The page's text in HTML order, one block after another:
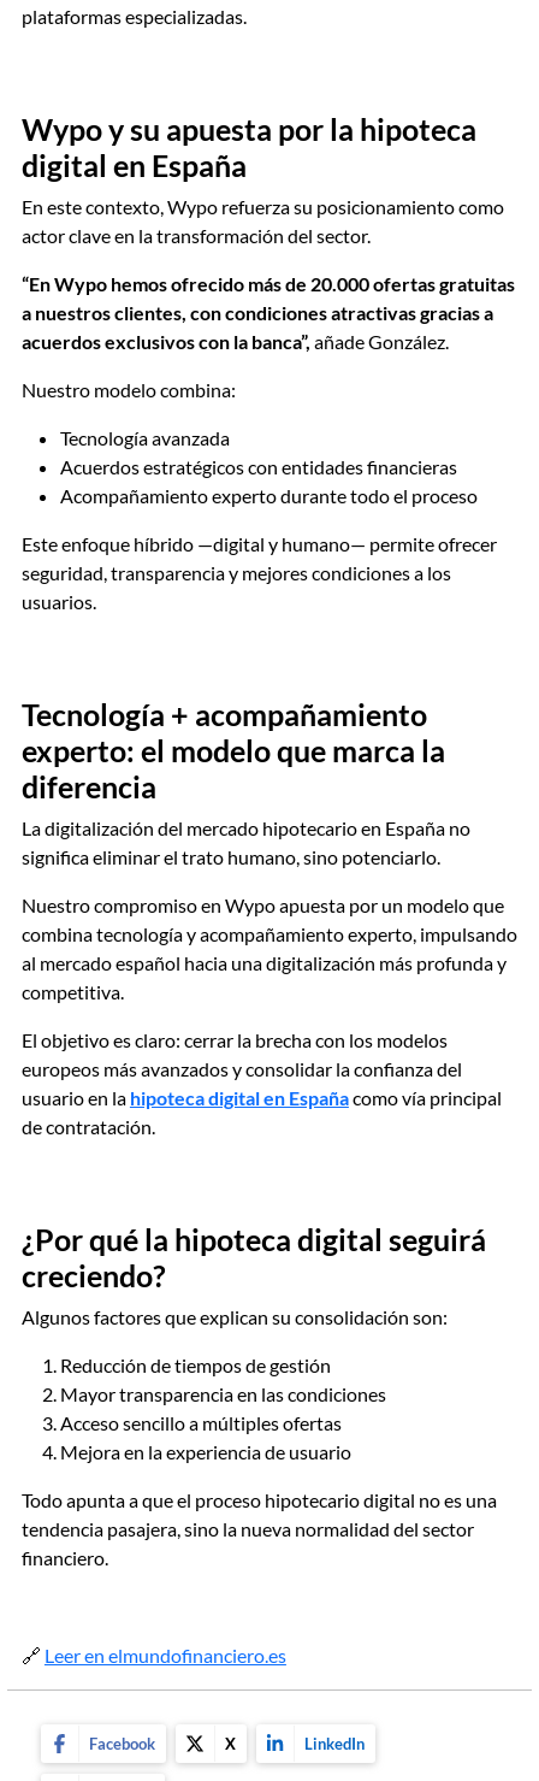
plataformas especializadas.
Wypo y su apuesta por la hipoteca
digital en España
En este contexto, Wypo refuerza su posicionamiento como
actor clave en la transformación del sector.
“En Wypo hemos ofrecido más de 20.000 ofertas gratuitas
a nuestros clientes, con condiciones atractivas gracias a
acuerdos exclusivos con la banca”, añade González.
Nuestro modelo combina:
Tecnología avanzada
Acuerdos estratégicos con entidades financieras
Acompañamiento experto durante todo el proceso
Este enfoque híbrido —digital y humano— permite ofrecer
seguridad, transparencia y mejores condiciones a los
usuarios.
Tecnología + acompañamiento
experto: el modelo que marca la
diferencia
La digitalización del mercado hipotecario en España no
significa eliminar el trato humano, sino potenciarlo.
Nuestro compromiso en Wypo apuesta por un modelo que
combina tecnología y acompañamiento experto, impulsando
al mercado español hacia una digitalización más profunda y
competitiva.
El objetivo es claro: cerrar la brecha con los modelos
europeos más avanzados y consolidar la confianza del
usuario en la hipoteca digital en Españacomo vía principal
de contratación.
¿Por qué la hipoteca digital seguirá
creciendo?
Algunos factores que explican su consolidación son:
Reducción de tiempos de gestión
Mayor transparencia en las condiciones
Acceso sencillo a múltiples ofertas
Mejora en la experiencia de usuario
Todo apunta a que el proceso hipotecario digital no es una
tendencia pasajera, sino la nueva normalidad del sector
financiero.
🔗 Leer en elmundofinanciero.es
Facebook X LinkedIn